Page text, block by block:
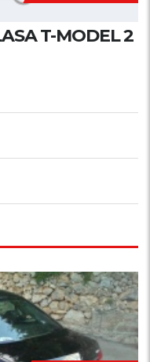
T-MODEL 2
ODLIČAN !